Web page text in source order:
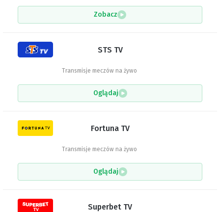
Zobacz
STS TV
Transmisje meczów na żywo
Oglądaj
Fortuna TV
Transmisje meczów na żywo
Oglądaj
Superbet TV